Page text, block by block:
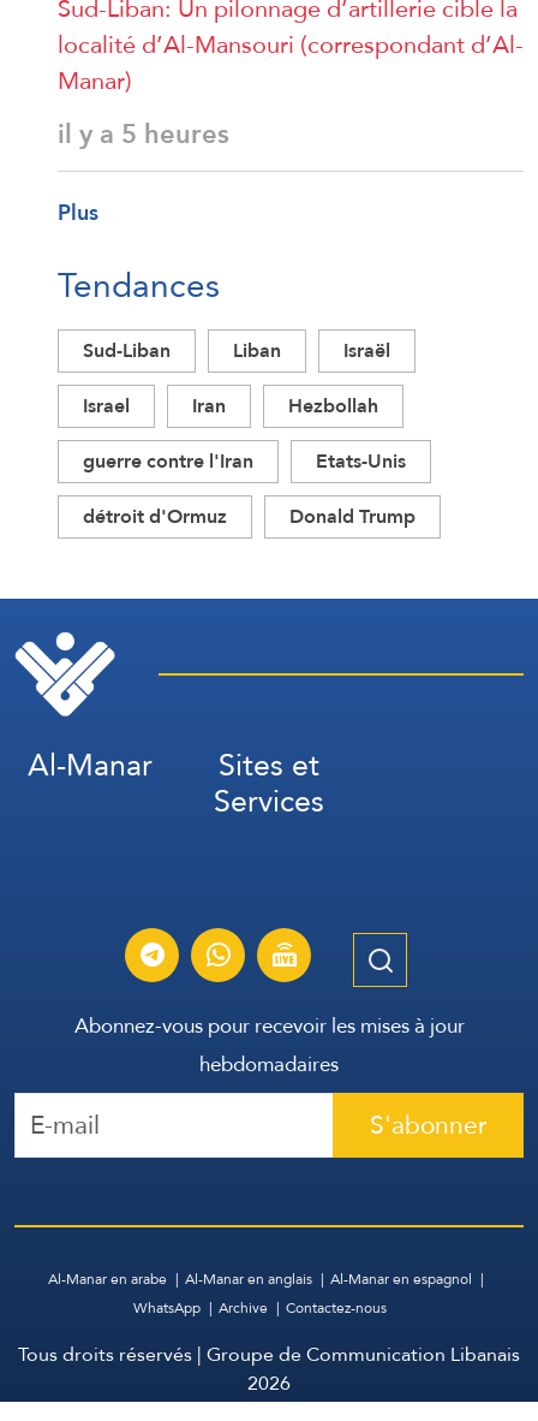
localité d’Al-Mansouri (correspondant d’Al-
Manar)
il y a 5 heures
Plus
Tendances
Sud-Liban Liban
Israël
Israel
Iran
Hezbollah
guerre contre l'Iran
Etats-Unis
détroit d'Ormuz
Donald Trump
Al-Manar Sites et
Services
Abonnez-vous pour recevoir les mises à jour
hebdomadaires
S'abonner
Al-Manar en arabe Al-Manar en anglais
Al-Manar en espagnol
WhatsApp
Archive Contactez-nous
Tous droits réservés | Groupe de Communication Libanais
2026